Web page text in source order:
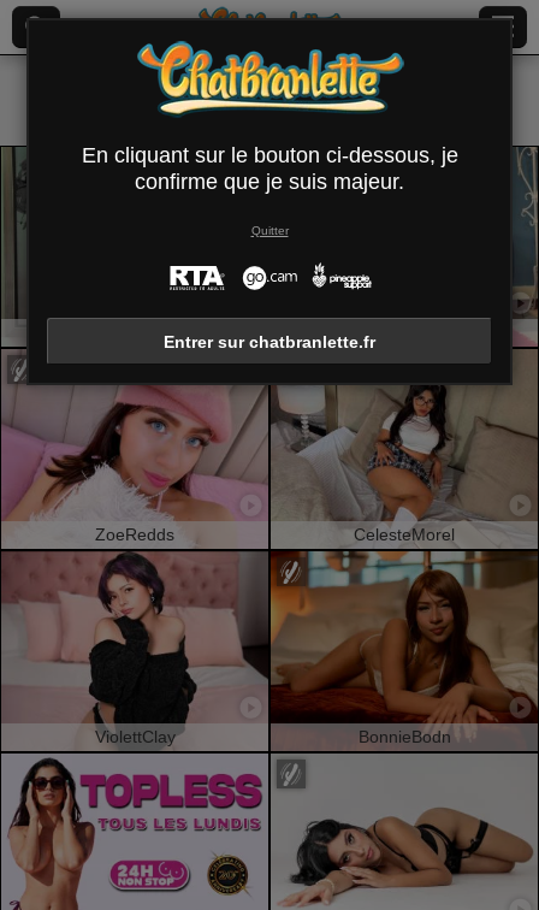
Tous (559) Noir ×
CharlotteKozy DonnaJones
ZoeRedds CelesteMorel
ViolettClay BonnieBodn
En cliquant sur le bouton ci-dessous, je
confirme que je suis majeur.
Quitter
Entrer sur chatbranlette.fr